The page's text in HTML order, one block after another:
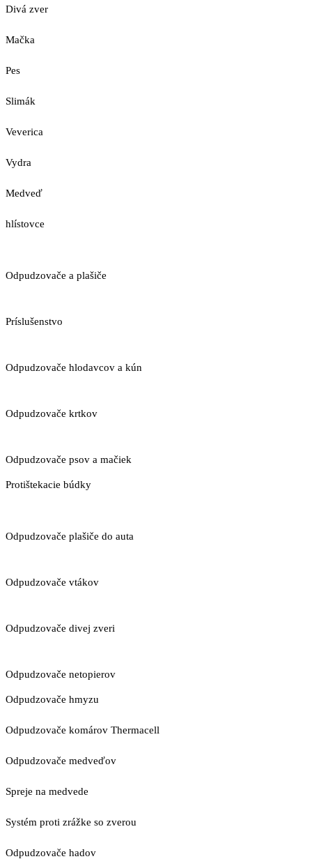
Divá zver
Mačka
Pes
Slimák
Veverica
Vydra
Medveď
hlístovce
Odpudzovače a plašiče
Príslušenstvo
Odpudzovače hlodavcov a kún
Odpudzovače krtkov
Odpudzovače psov a mačiek
Protištekacie búdky
Odpudzovače plašiče do auta
Odpudzovače vtákov
Odpudzovače divej zveri
Odpudzovače netopierov
Odpudzovače hmyzu
Odpudzovače komárov Thermacell
Odpudzovače medveďov
Spreje na medvede
Systém proti zrážke so zverou
Odpudzovače hadov